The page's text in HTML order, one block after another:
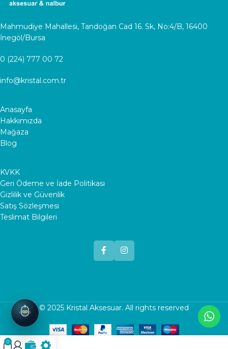
Mahmudiye Mahallesi, Tandoğan Cad 16. Sk, No:4/B, 16400
İnegöl/Bursa
0 (224) 777 00 72
info@kristal.com.tr
Anasayfa
Hakkımızda
Mağaza
Blog
KVKK
Geri Ödeme ve İade Politikası
Gizlilik ve Güvenlik
Satış Sözleşmesi
Teslimat Bilgileri
© 2025 Kristal Aksesuar. All rights reserved
0